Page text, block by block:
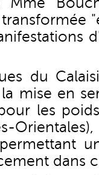
du
mise en
les
dans